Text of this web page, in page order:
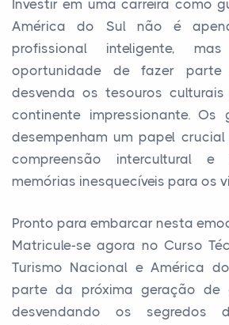
Investir em uma carreira como
América do Sul não é
profissional inteligente,
oportunidade de fazer
desvenda os tesouros
continente impressionante. Os
desempenham um papel
compreensão intercultural
memórias inesquecíveis para os
Pronto para embarcar nesta
Matricule-se agora no Curso
Turismo Nacional e América
parte da próxima geração de
desvendando os segredos